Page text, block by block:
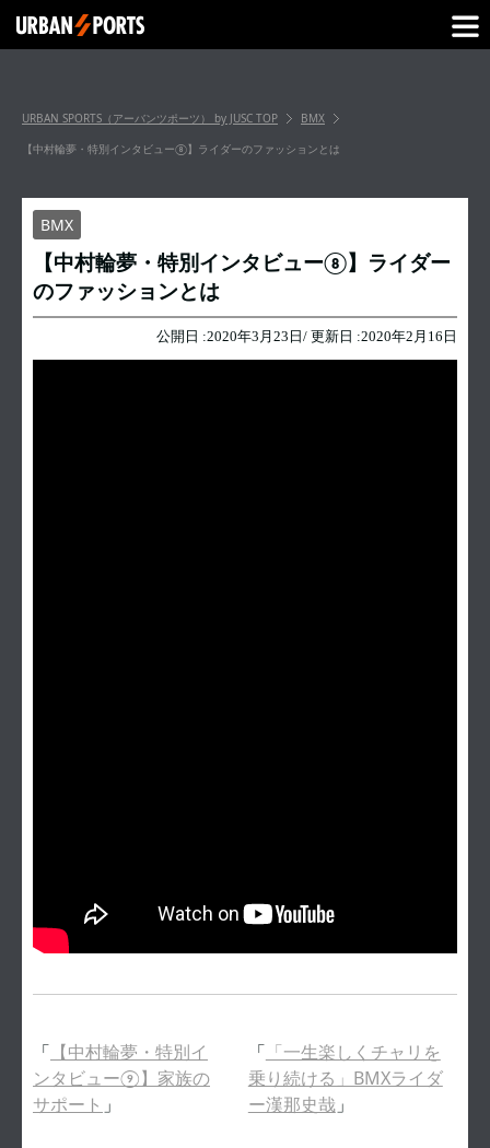
URBAN SPORTS（アーバンツポーツ） by JUSC TOP
BMX
【中村輪夢・特別インタビュー⑧】ライダーのファッションとは
BMX
【中村輪夢・特別インタビュー⑧】ライダー
のファッションとは
公開日 :2020年3月23日 / 更新日 :2020年2月16日
「 【中村輪夢・特別イ
ンタビュー⑨】家族の
サポート 」
「 「一生楽しくチャリを
乗り続ける」BMXライダ
ー漢那史哉」